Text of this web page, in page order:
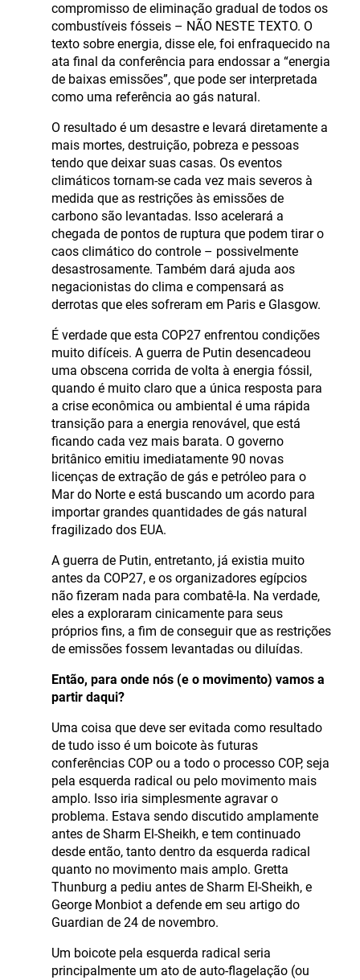
compromisso de eliminação gradual de todos os
combustíveis fósseis – NÃO NESTE TEXTO. O
texto sobre energia, disse ele, foi enfraquecido na
ata final da conferência para endossar a “energia
de baixas emissões”, que pode ser interpretada
como uma referência ao gás natural.
O resultado é um desastre e levará diretamente a
mais mortes, destruição, pobreza e pessoas
tendo que deixar suas casas. Os eventos
climáticos tornam-se cada vez mais severos à
medida que as restrições às emissões de
carbono são levantadas. Isso acelerará a
chegada de pontos de ruptura que podem tirar o
caos climático do controle – possivelmente
desastrosamente. Também dará ajuda aos
negacionistas do clima e compensará as
derrotas que eles sofreram em Paris e Glasgow.
É verdade que esta COP27 enfrentou condições
muito difíceis. A guerra de Putin desencadeou
uma obscena corrida de volta à energia fóssil,
quando é muito claro que a única resposta para
a crise econômica ou ambiental é uma rápida
transição para a energia renovável, que está
ficando cada vez mais barata. O governo
britânico emitiu imediatamente 90 novas
licenças de extração de gás e petróleo para o
Mar do Norte e está buscando um acordo para
importar grandes quantidades de gás natural
fragilizado dos EUA.
A guerra de Putin, entretanto, já existia muito
antes da COP27, e os organizadores egípcios
não fizeram nada para combatê-la. Na verdade,
eles a exploraram cinicamente para seus
próprios fins, a fim de conseguir que as restrições
de emissões fossem levantadas ou diluídas.
Então, para onde nós (e o movimento) vamos a
partir daqui?
Uma coisa que deve ser evitada como resultado
de tudo isso é um boicote às futuras
conferências COP ou a todo o processo COP, seja
pela esquerda radical ou pelo movimento mais
amplo. Isso iria simplesmente agravar o
problema. Estava sendo discutido amplamente
antes de Sharm El-Sheikh, e tem continuado
desde então, tanto dentro da esquerda radical
quanto no movimento mais amplo. Gretta
Thunburg a pediu antes de Sharm El-Sheikh, e
George Monbiot a defende em seu artigo do
Guardian de 24 de novembro.
Um boicote pela esquerda radical seria
principalmente um ato de auto-flagelação (ou